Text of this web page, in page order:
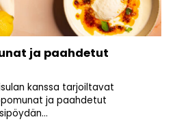
ja paahdetut
kanssa tarjoiltavat
ja paahdetut